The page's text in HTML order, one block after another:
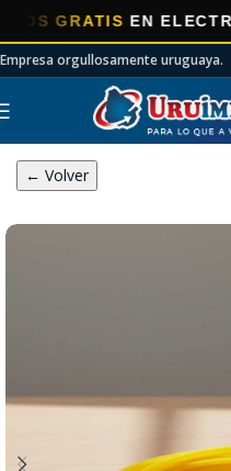
EN ELECTRO
Empresa orgullosamente uruguaya.
← Volver